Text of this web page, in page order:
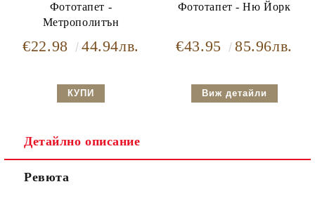
Фототапет -
Метрополитън
€22.98 44.94лв.
Фототапет - Ню Йорк
€43.95 85.96лв.
Виж детайли
Детайлно описание
Ревюта